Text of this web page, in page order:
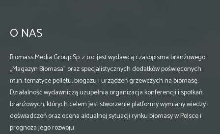
O NAS
Biomass Media Group Sp. z o.o. jest wydawcą czasopisma branżowego
„Magazyn Biomasa” oraz specjalistycznych dodatków poświęconych
m.in. tematyce pelletu, biogazu i urządzeń grzewczych na biomasę.
Działalność wydawniczą uzupełnia organizacja konferencji i spotkań
branżowych, których celem jest stworzenie platformy wymiany wiedzy i
doświadczeń oraz ocena aktualnej sytuacji rynku biomasy w Polsce i
prognoza jego rozwoju.